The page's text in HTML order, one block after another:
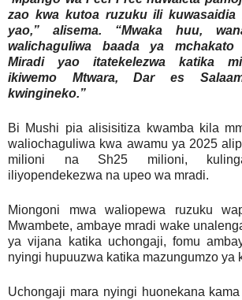
zao kwa kutoa ruzuku ili kuwasaidia
yao,” alisema. “Mwaka huu,
walichaguliwa baada ya mchakato
Miradi yao itatekelezwa katika
ikiwemo Mtwara, Dar es
kwingineko.”
Bi Mushi pia alisisitiza kwamba kila
waliochaguliwa kwa awamu ya 2025
milioni na Sh25 milioni,
iliyopendekezwa na upeo wa mradi.
Miongoni mwa waliopewa ruzuku
Mwambete, ambaye mradi wake
ya vijana katika uchongaji, fomu
nyingi hupuuzwa katika mazungumzo ya
Uchongaji mara nyingi huonekana